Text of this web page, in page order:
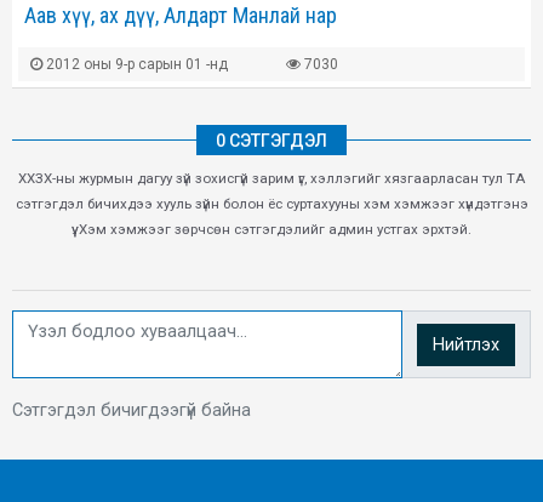
Аав хүү, ах дүү, Алдарт Манлай нар
2012 оны 9-р сарын 01 -нд 7030
0 СЭТГЭГДЭЛ
ХХЗХ-ны журмын дагуу зүй зохисгүй зарим үг, хэллэгийг хязгаарласан тул ТА
сэтгэгдэл бичихдээ хууль зүйн болон ёс суртахууны хэм хэмжээг хүндэтгэнэ
үү. Хэм хэмжээг зөрчсөн сэтгэгдэлийг админ устгах эрхтэй.
Нийтлэх
Сэтгэгдэл бичигдээгүй байна